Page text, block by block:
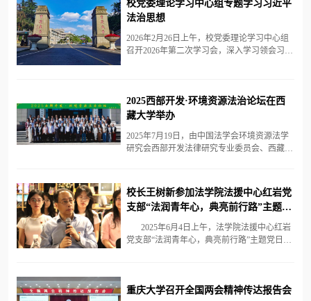
大工委主任李爽、党工委委员兼武装部部长
法学院党委书记蒋研川、院长靳文辉、党委副
书记杨志杰、副院长秦鹏、教授陈伯礼和培...
校党委理论学习中心组专题学习习近平
法治思想
2026年2月26日上午，校党委理论学习中心组
召开2026年第二次学习会，深入学习领会习近
持会议并讲话，校长刘昌胜等校领导参加并作
交流发言。与会同志通过自学、集体学习和观
读》等方式深入学习了《中国共产党章程》
《中华人民共和国xianfa》《习近平法治思想
2025西部开发·环境资源法治论坛在西
藏大学举办
2025年7月19日，由中国法学会环境资源法学
研究会西部开发法律研究专业委员会、西藏大
基地）、重庆大学西部环境资源法制建设研究
中心共同承办的“2025西部开发·环境资源法治
论坛”在拉萨举行。本次论坛聚焦“坚持高水平
保护，筑牢国家西部生态安全屏障的法治保
障”主题，来自全国人大常委会法工委行政法
校长王树新参加法学院法援中心红岩党
支部“法润青年心，典亮前行路”主题党
日活动
2025年6月4日上午，法学院法援中心红岩
党支部“法润青年心，典亮前行路”主题党日活
杨志杰，法学院党委专职组织员刘勇、法援中
重庆大学召开全国两会精神传达报告会